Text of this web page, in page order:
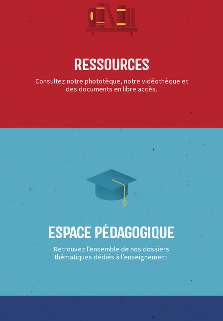
Ressources
Consultez notre phototèque, notre vidéothèque et
des documents en libre accès.
Espace Pédagogique
Retrouvez l’ensemble de nos dossiers
thématiques dédiés à l’enseignement.